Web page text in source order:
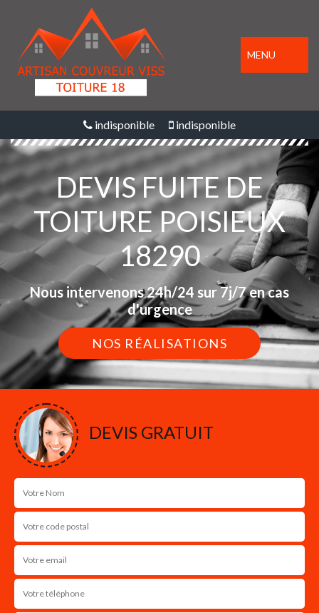
MENU
indisponible indisponible
DEVIS FUITE DE
TOITURE POISIEUX
18290
Nous intervenons 24h/24 sur 7j/7 en cas
d'urgence
NOS RÉALISATIONS
DEVIS GRATUIT